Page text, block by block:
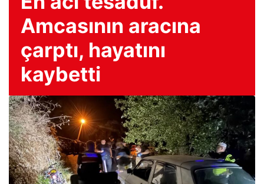
Amcasının aracına
çarptı, hayatını
kaybetti